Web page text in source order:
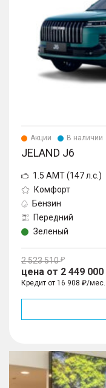
Акции В наличии
JELAND J6
1.5 AMT (147 л.с.)
Комфорт
Бензин
Передний
Зеленый
2 523 510
цена от 2 449 000
Кредит от 16 908 ₽/мес.